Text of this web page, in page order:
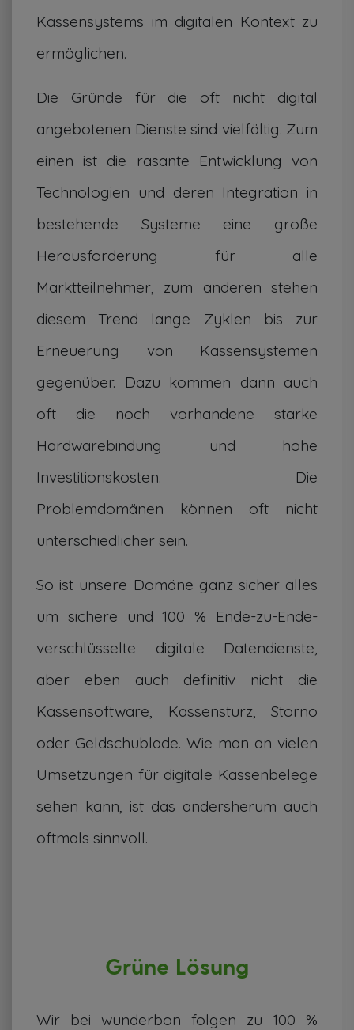
Kassensystems im digitalen Kontext zu
ermöglichen.
Die Gründe für die oft nicht digital
angebotenen Dienste sind vielfältig. Zum
einen ist die rasante Entwicklung von
Technologien und deren Integration in
bestehende Systeme eine große
Herausforderung für alle
Marktteilnehmer, zum anderen stehen
diesem Trend lange Zyklen bis zur
Erneuerung von Kassensystemen
gegenüber. Dazu kommen dann auch
oft die noch vorhandene starke
Hardwarebindung und hohe
Investitionskosten. Die
Problemdomänen können oft nicht
unterschiedlicher sein.
So ist unsere Domäne ganz sicher alles
um sichere und 100 % Ende-zu-Ende-
verschlüsselte digitale Datendienste,
aber eben auch definitiv nicht die
Kassensoftware, Kassensturz, Storno
oder Geldschublade. Wie man an vielen
Umsetzungen für digitale Kassenbelege
sehen kann, ist das andersherum auch
oftmals sinnvoll.
Grüne Lösung
Wir bei wunderbon folgen zu 100 %